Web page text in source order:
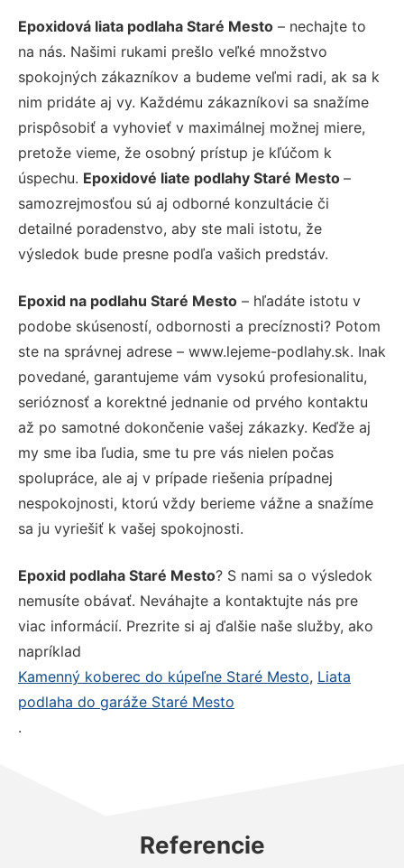
Epoxidová liata podlaha Staré Mesto – nechajte to
na nás. Našimi rukami prešlo veľké množstvo
spokojných zákazníkov a budeme veľmi radi, ak sa k
nim pridáte aj vy. Každému zákazníkovi sa snažíme
prispôsobiť a vyhovieť v maximálnej možnej miere,
pretože vieme, že osobný prístup je kľúčom k
úspechu. Epoxidové liate podlahy Staré Mesto –
samozrejmosťou sú aj odborné konzultácie či
detailné poradenstvo, aby ste mali istotu, že
výsledok bude presne podľa vašich predstáv.
Epoxid na podlahu Staré Mesto – hľadáte istotu v
podobe skúseností, odbornosti a precíznosti? Potom
ste na správnej adrese – www.lejeme-podlahy.sk. Inak
povedané, garantujeme vám vysokú profesionalitu,
serióznosť a korektné jednanie od prvého kontaktu
až po samotné dokončenie vašej zákazky. Keďže aj
my sme iba ľudia, sme tu pre vás nielen počas
spolupráce, ale aj v prípade riešenia prípadnej
nespokojnosti, ktorú vždy berieme vážne a snažíme
sa ju vyriešiť k vašej spokojnosti.
Epoxid podlaha Staré Mesto? S nami sa o výsledok
nemusíte obávať. Neváhajte a kontaktujte nás pre
viac informácií. Prezrite si aj ďalšie naše služby, ako
napríklad
Kamenný koberec do kúpeľne Staré Mesto, Liata
podlaha do garáže Staré Mesto
.
Referencie